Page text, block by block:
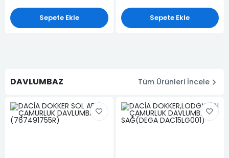
Sepete Ekle Sepete Ekle
DAVLUMBAZ Tüm Ürünleri İncele